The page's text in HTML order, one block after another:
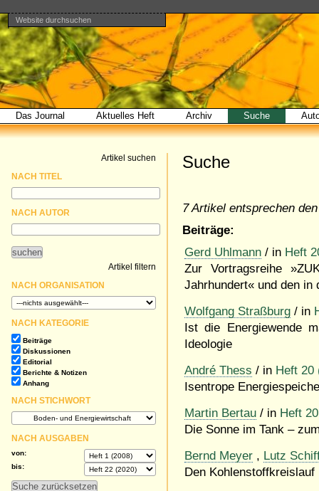
Direkt
zum
Inhalt
|
Direkt
zur
Navigation
Benutzerspezifische
Werkzeuge
Website durchsuchen
Erweiterte
Suche…
Bereiche
Das Journal Aktuelles Heft Archiv Suche
Suche
7 Artikel entsprechen
Beiträge:
Gerd Uhlmann / in Heft
Zur Vortragsreihe
Jahrhundert« und den in
Wolfgang Straßburg / in
Ist die Energiewende
Ideologie
André Thess / in Heft 20
Isentrope
Martin Bertau / in Heft
Die Sonne im Tank –
Bernd Meyer , Lutz
Den Kohlenstoffkreislauf
Artikel suchen
NACH TITEL
NACH AUTOR
Artikel filtern
NACH ORGANISATION
NACH KATEGORIE
Beiträge
Diskussionen
Editorial
Berichte & Notizen
Anhang
NACH STICHWORT
NACH AUSGABEN
von:
bis: